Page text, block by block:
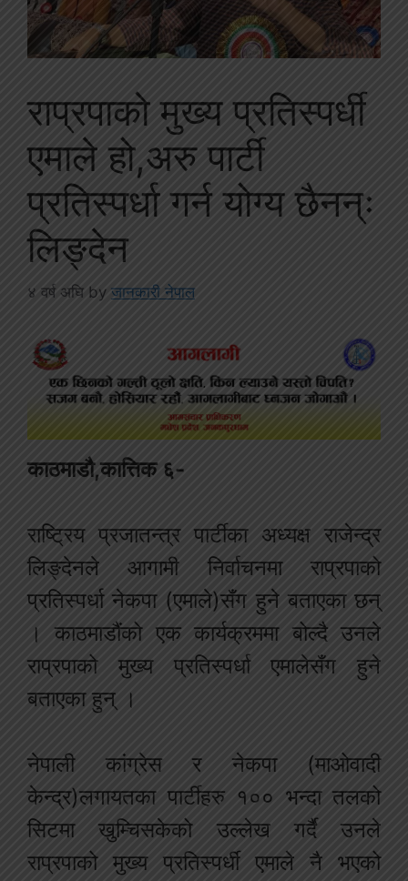
राप्रपाको मुख्य प्रतिस्पर्धी
एमाले हो,अरु पार्टी
प्रतिस्पर्धा गर्न योग्य छैनन्ः
लिङ्देन
४ वर्ष अघि by जानकारी नेपाल
काठमाडौ,कात्तिक ६-
राष्ट्रिय प्रजातन्त्र पार्टीका अध्यक्ष राजेन्द्र
लिङ्देनले आगामी निर्वाचनमा राप्रपाको
प्रतिस्पर्धा नेकपा (एमाले)सँग हुने बताएका छन्
। काठमाडौंको एक कार्यक्रममा बोल्दै उनले
राप्रपाको मुख्य प्रतिस्पर्धा एमालेसँग हुने
बताएका हुन् ।
नेपाली कांग्रेस र नेकपा (माओवादी
केन्द्र)लगायतका पार्टीहरु १०० भन्दा तलको
सिटमा खुम्चिसकेको उल्लेख गर्दै उनले
राप्रपाको मुख्य प्रतिस्पर्धी एमाले नै भएको